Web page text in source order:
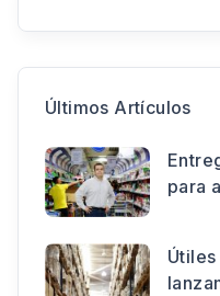
Últimos Artículos
para